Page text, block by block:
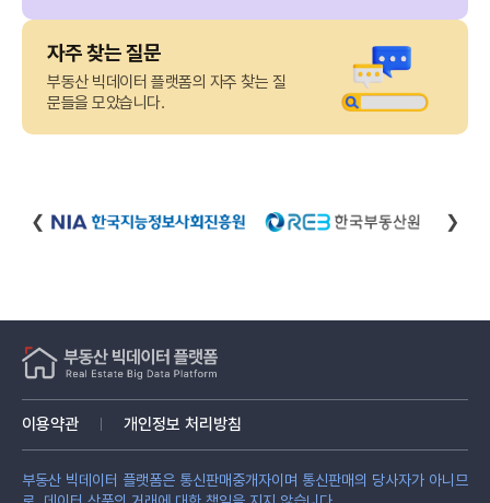
자주 찾는 질문
부동산 빅데이터 플랫폼의 자주 찾는 질
문들을 모았습니다.
❮ ❯
이용약관 개인정보 처리방침
부동산 빅데이터 플랫폼은 통신판매중개자이며 통신판매의 당사자가 아니므